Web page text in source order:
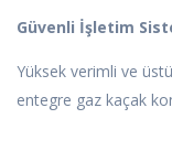
Güvenli İşletim
Yüksek verimli ve
entegre gaz kaçak